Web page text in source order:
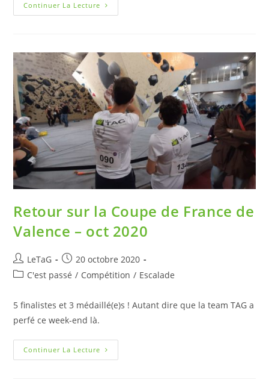
Continuer La Lecture
Retour sur la Coupe de France de
Valence – oct 2020
LeTaG
20 octobre 2020
C'est passé / Compétition / Escalade
5 finalistes et 3 médaillé(e)s ! Autant dire que la team TAG a
perfé ce week-end là.
Continuer La Lecture